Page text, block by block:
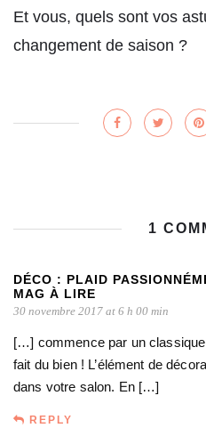
Et vous, quels sont vos
changement de saison ?
1
DÉCO : PLAID
MAG À LIRE
30 novembre 2017 at 6 h 00 min
[…] commence par un
fait du bien ! L’élément de
dans votre salon. En […]
REPLY